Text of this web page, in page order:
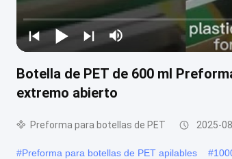
Botella de PET de 600 ml
extremo abierto
Preforma para botellas de PET 2025-
#Preforma para botellas de PET apilables #